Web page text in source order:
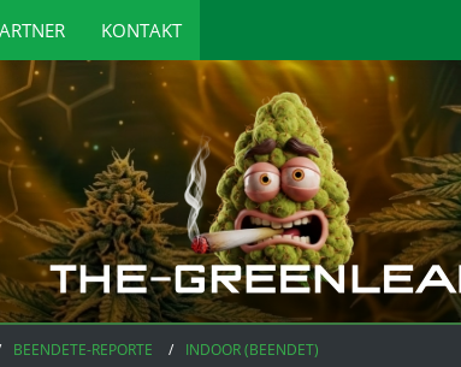
KONTAKT
BEENDETE-REPORTE INDOOR (BEENDET)